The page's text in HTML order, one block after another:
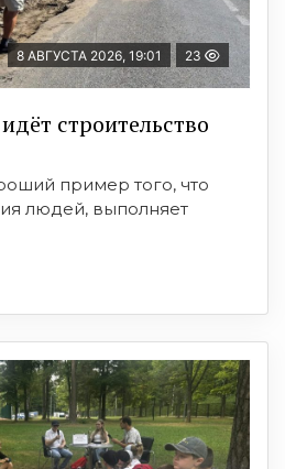
8 АВГУСТА 2026, 19:01 23
строительство
пример того, что
людей, выполняет